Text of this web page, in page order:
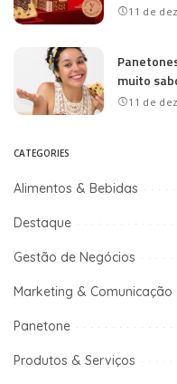
11 de
muito
11 de
CATEGORIES
Alimentos & Bebidas
Destaque
Gestão de Negócios
Marketing & Comunicação
Panetone
Produtos & Serviços